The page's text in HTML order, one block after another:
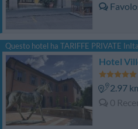
Questo hotel ha TARIFFE PRIVATE
Hotel
2.97
0